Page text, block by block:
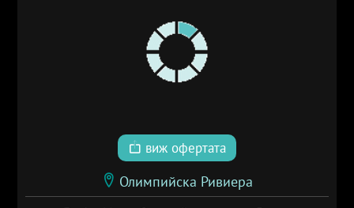
виж офертата
Олимпийска Ривиера